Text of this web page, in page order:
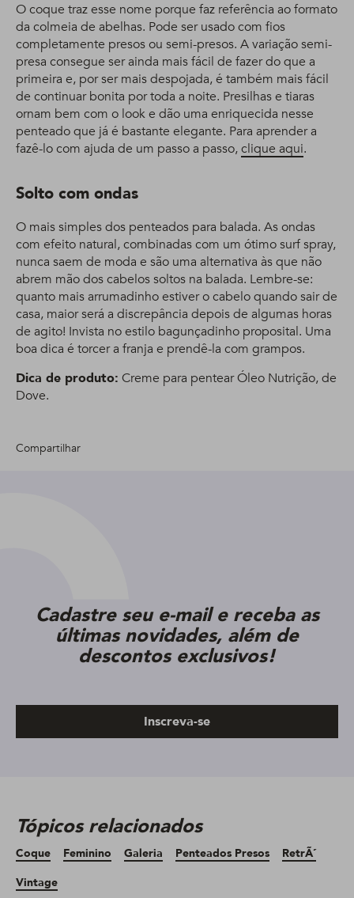
O coque traz esse nome porque faz referência ao formato
da colmeia de abelhas. Pode ser usado com fios
completamente presos ou semi-presos. A variação semi-
presa consegue ser ainda mais fácil de fazer do que a
primeira e, por ser mais despojada, é também mais fácil
de continuar bonita por toda a noite. Presilhas e tiaras
ornam bem com o look e dão uma enriquecida nesse
penteado que já é bastante elegante. Para aprender a
fazê-lo com ajuda de um passo a passo,clique aqui.
Solto com ondas
O mais simples dos penteados para balada. As ondas
com efeito natural, combinadas com um ótimo surf spray,
nunca saem de moda e são uma alternativa às que não
abrem mão dos cabelos soltos na balada. Lembre-se:
quanto mais arrumadinho estiver o cabelo quando sair de
casa, maior será a discrepância depois de algumas horas
de agito! Invista no estilo bagunçadinho proposital. Uma
boa dica é torcer a franja e prendê-la com grampos.
Dica de produto: Creme para pentear Óleo Nutrição, de
Dove.
Compartilhar
Cadastre seu e-mail e receba as
últimas novidades, além de
descontos exclusivos!
Inscreva-se
Tópicos relacionados
Coque Feminino Galeria Penteados Presos
RetrÃ´
Vintage